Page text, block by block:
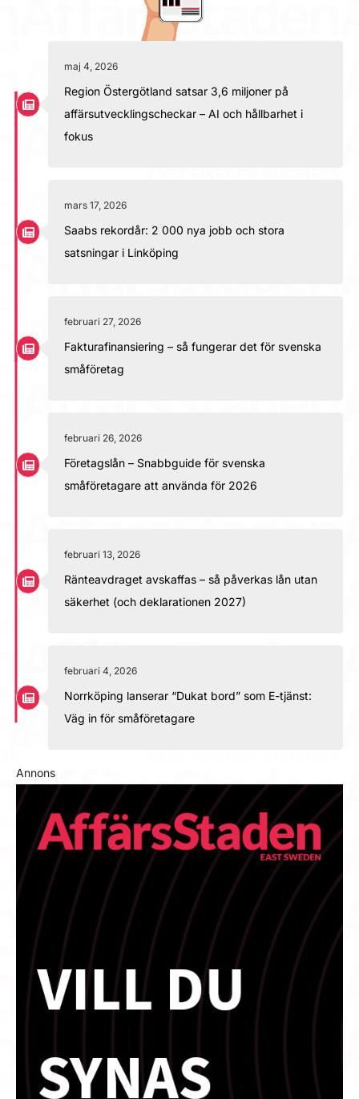
maj 4, 2026
Region Östergötland satsar 3,6 miljoner på
affärsutvecklingscheckar – AI och hållbarhet i
fokus
mars 17, 2026
Saabs rekordår: 2 000 nya jobb och stora
satsningar i Linköping
februari 27, 2026
Fakturafinansiering – så fungerar det för svenska
småföretag
februari 26, 2026
Företagslån – Snabbguide för svenska
småföretagare att använda för 2026
februari 13, 2026
Ränteavdraget avskaffas – så påverkas lån utan
säkerhet (och deklarationen 2027)
februari 4, 2026
Norrköping lanserar “Dukat bord” som E-tjänst:
Väg in för småföretagare
Annons